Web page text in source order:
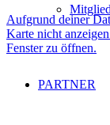
PARTNER
Aufgrund deiner
Karte nicht
Fenster zu öffnen.